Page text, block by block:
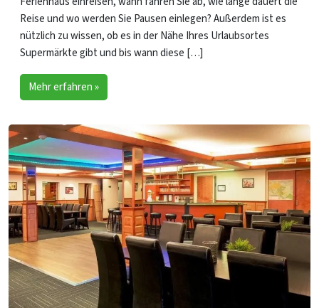
Reise und wo werden Sie Pausen einlegen? Außerdem ist es
nützlich zu wissen, ob es in der Nähe Ihres Urlaubsortes
Supermärkte gibt und bis wann diese […]
Mehr erfahren »